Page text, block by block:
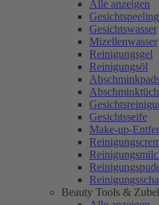
Alle anzeigen
Gesichtspeeling
Gesichtswasser
Mizellenwasser
Reinigungsgel
Reinigungsöl
Gesichtsseife
Make-up-
Beauty Tools &